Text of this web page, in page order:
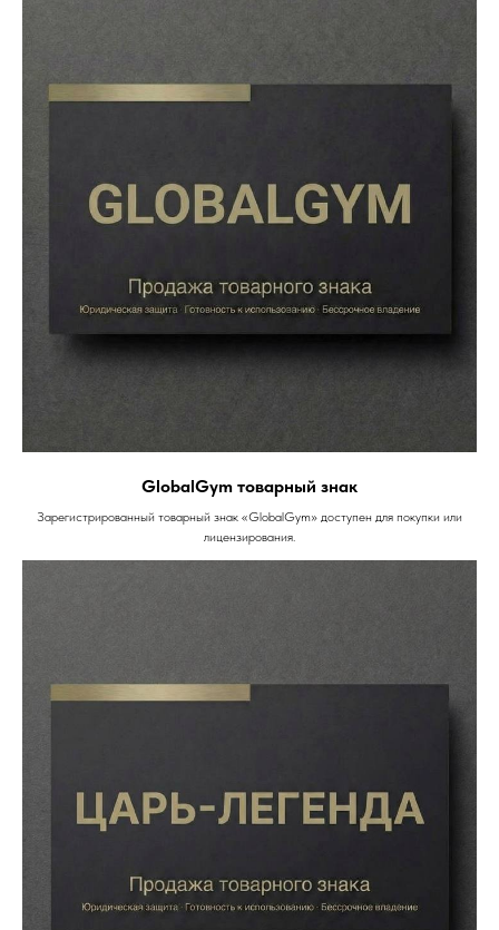
GlobalGym товарный знак
Зарегистрированный товарный знак «GlobalGym» доступен для покупки или
лицензирования.